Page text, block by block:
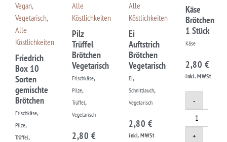
Vegan,
Vegetarisch,
Alle
Köstlichkeiten
Friedrich
Box 10
Sorten
gemischte
Brötchen
Frischkäse,
Pilze,
Trüffel,
Alle
Köstlichkeiten
Pilz
Trüffel
Brötchen
Vegetarisch
Frischkäse,
Pilze,
Trüffel,
Vegetarisch
2,80 €
Alle
Köstlichkeiten
Ei
Auftstrich
Brötchen
Vegetarisch
Ei,
Schnittlauch,
Vegetarisch
2,80 €
inkl. MWSt
Käse
Brötchen
1 Stück
Käse
2,80 €
inkl. MWSt
-
+